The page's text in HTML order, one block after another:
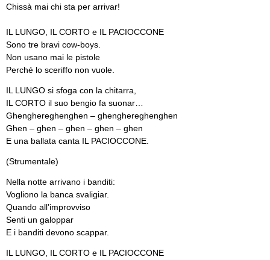
Chissà mai chi sta per arrivar!
IL LUNGO, IL CORTO e IL PACIOCCONE
Sono tre bravi cow-boys.
Non usano mai le pistole
Perché lo sceriffo non vuole.
IL LUNGO si sfoga con la chitarra,
IL CORTO il suo bengio fa suonar…
Ghenghereghenghen – ghenghereghenghen
Ghen – ghen – ghen – ghen – ghen
E una ballata canta IL PACIOCCONE.
(Strumentale)
Nella notte arrivano i banditi:
Vogliono la banca svaligiar.
Quando all’improvviso
Senti un galoppar
E i banditi devono scappar.
IL LUNGO, IL CORTO e IL PACIOCCONE